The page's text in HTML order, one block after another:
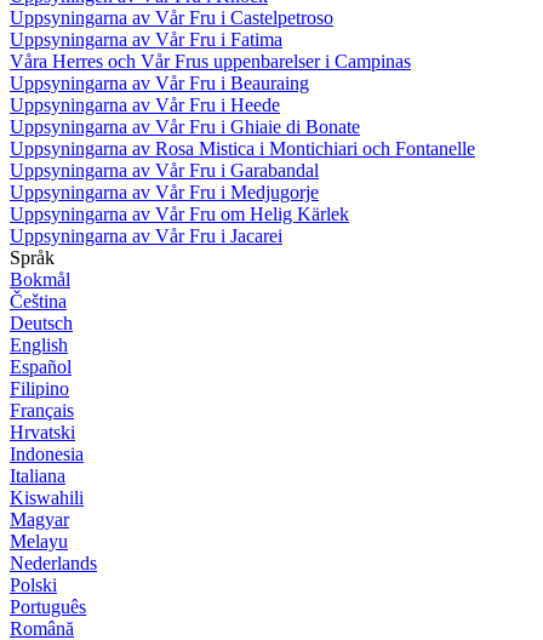
Uppsyningarna av Vår Fru i Castelpetroso
Uppsyningarna av Vår Fru i Fatima
Våra Herres och Vår Frus uppenbarelser i Campinas
Uppsyningarna av Vår Fru i Beauraing
Uppsyningarna av Vår Fru i Heede
Uppsyningarna av Vår Fru i Ghiaie di Bonate
Uppsyningarna av Rosa Mistica i Montichiari och Fontanelle
Uppsyningarna av Vår Fru i Garabandal
Uppsyningarna av Vår Fru i Medjugorje
Uppsyningarna av Vår Fru om Helig Kärlek
Uppsyningarna av Vår Fru i Jacarei
Språk
Bokmål
Čeština
Deutsch
English
Español
Filipino
Français
Hrvatski
Indonesia
Italiana
Kiswahili
Magyar
Melayu
Nederlands
Polski
Português
Română